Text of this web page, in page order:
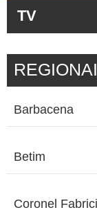
TV
Barbacena
Betim
Coronel